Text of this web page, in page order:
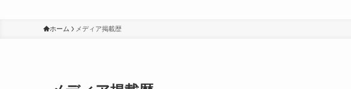
ホーム メディア掲載歴